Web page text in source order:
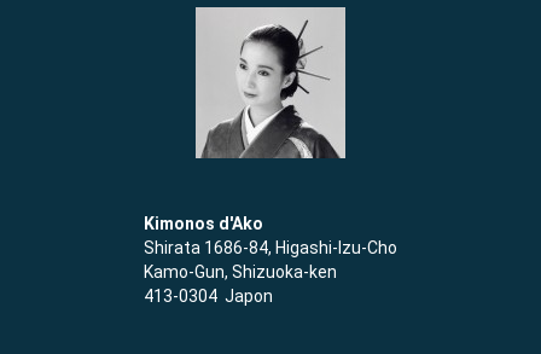
Kimonos d'Ako
Shirata 1686-84, Higashi-Izu-Cho
Kamo-Gun, Shizuoka-ken
413-0304 Japon